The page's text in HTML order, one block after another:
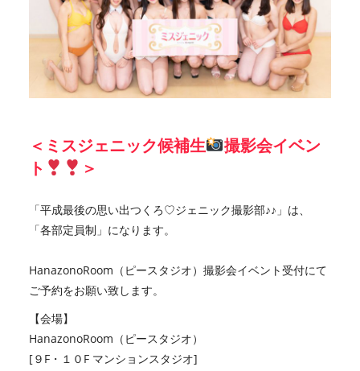
＜ミスジェニック候補生
撮影会イベン
ト
＞
「平成最後の思い出つくろ♡ジェニック撮影部♪♪」は、
「各部定員制」になります。
HanazonoRoom（ピースタジオ）撮影会イベント受付にて
ご予約をお願い致します。
【会場】
HanazonoRoom（ピースタジオ）
[９F・１０F マンションスタジオ]